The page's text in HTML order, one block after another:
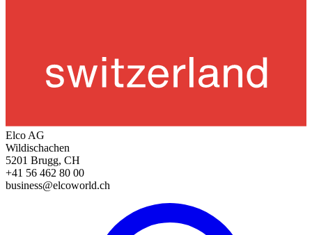
Elco AG
Wildischachen
5201 Brugg, CH
+41 56 462 80 00
business@elcoworld.ch